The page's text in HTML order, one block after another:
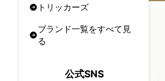
トリッカーズ
ブランド一覧をすべて見
る
公式SNS